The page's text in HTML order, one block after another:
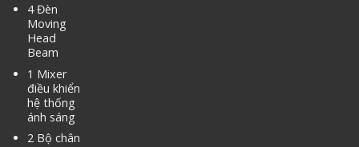
4 Đèn
Moving
Head
Beam
1 Mixer
điều khiển
hệ thống
ánh sáng
2 Bộ chân